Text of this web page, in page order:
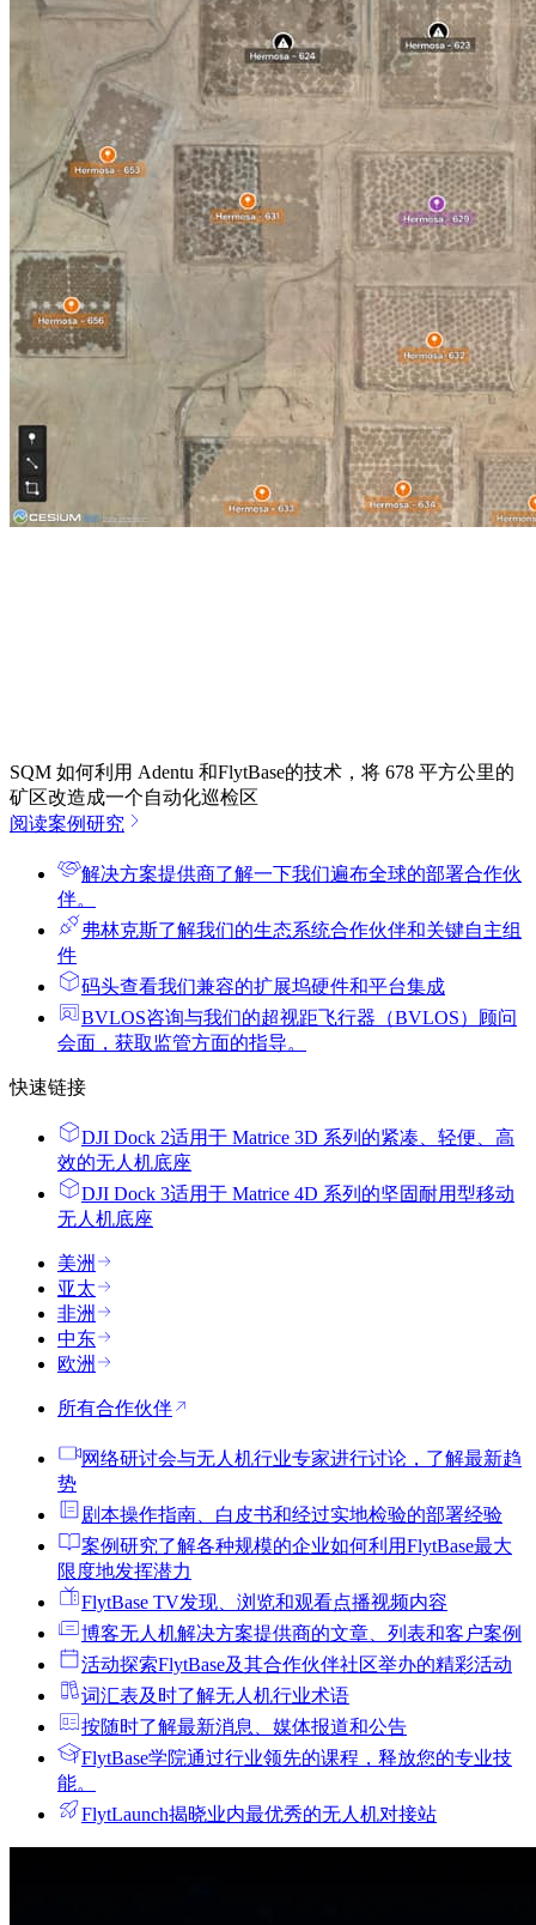
SQM 如何利用 Adentu 和FlytBase的技术，将 678 平方公里的
矿区改造成一个自动化巡检区
阅读案例研究
解决方案提供商了解一下我们遍布全球的部署合作伙
伴。
弗林克斯了解我们的生态系统合作伙伴和关键自主组
件
码头查看我们兼容的扩展坞硬件和平台集成
BVLOS咨询与我们的超视距飞行器（BVLOS）顾问
会面，获取监管方面的指导。
快速链接
DJI Dock 2适用于 Matrice 3D 系列的紧凑、轻便、高
效的无人机底座
DJI Dock 3适用于 Matrice 4D 系列的坚固耐用型移动
无人机底座
美洲
亚太
非洲
中东
欧洲
所有合作伙伴
网络研讨会与无人机行业专家进行讨论，了解最新趋
势
剧本操作指南、白皮书和经过实地检验的部署经验
案例研究了解各种规模的企业如何利用FlytBase最大
限度地发挥潜力
FlytBase TV发现、浏览和观看点播视频内容
博客无人机解决方案提供商的文章、列表和客户案例
活动探索FlytBase及其合作伙伴社区举办的精彩活动
词汇表及时了解无人机行业术语
按随时了解最新消息、媒体报道和公告
FlytBase学院通过行业领先的课程，释放您的专业技
能。
FlytLaunch揭晓业内最优秀的无人机对接站